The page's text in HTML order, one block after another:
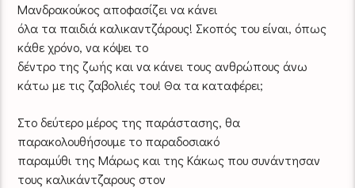
Μανδρακούκος αποφασίζει να κάνει
όλα τα παιδιά καλικαντζάρους! Σκοπός του είναι, όπως
κάθε χρόνο, να κόψει το
δέντρο της ζωής και να κάνει τους ανθρώπους άνω
κάτω με τις ζαβολιές του! Θα τα καταφέρει;
Στο δεύτερο μέρος της παράστασης, θα
παρακολουθήσουμε το παραδοσιακό
παραμύθι της Μάρως και της Κάκως που συνάντησαν
τους καλικάντζαρους στον